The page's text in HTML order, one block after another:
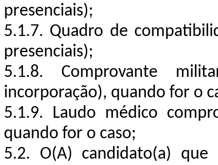
presenciais);
5.1.7. Quadro de
presenciais);
5.1.8. Comprovante
incorporação), quando for o
5.1.9. Laudo médico
quando for o caso;
5.2. O(A) candidato(a)